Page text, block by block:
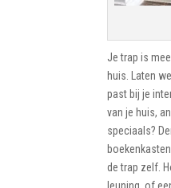
Je trap is
huis. Laten
past bij je
van je huis,
speciaals?
de trap zelf.
leuning, of